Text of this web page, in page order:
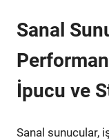
Sanal
İpucu ve
Sanal sunucular,